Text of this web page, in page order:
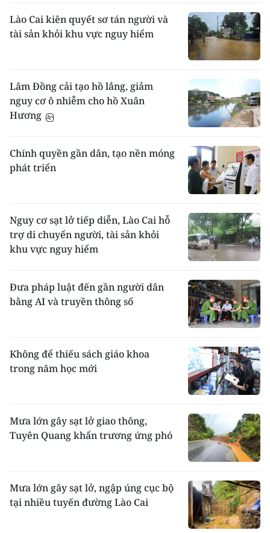
Lào Cai kiên quyết sơ tán người và
tài sản khỏi khu vực nguy hiểm
Lâm Đồng cải tạo hồ lắng, giảm
nguy cơ ô nhiễm cho hồ Xuân
Hương
Chính quyền gần dân, tạo nền móng
phát triển
Nguy cơ sạt lở tiếp diễn, Lào Cai hỗ
trợ di chuyển người, tài sản khỏi
khu vực nguy hiểm
Đưa pháp luật đến gần người dân
bằng AI và truyền thông số
Không để thiếu sách giáo khoa
trong năm học mới
Mưa lớn gây sạt lở giao thông,
Tuyên Quang khẩn trương ứng phó
Mưa lớn gây sạt lở, ngập úng cục bộ
tại nhiều tuyến đường Lào Cai